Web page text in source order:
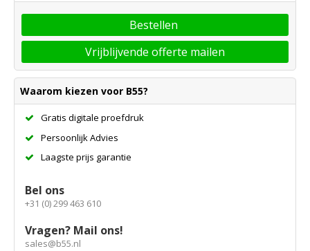
Bestellen
Vrijblijvende offerte mailen
Waarom kiezen voor B55?
Gratis digitale proefdruk
Persoonlijk Advies
Laagste prijs garantie
Bel ons
+31 (0) 299 463 610
Vragen? Mail ons!
sales@b55.nl